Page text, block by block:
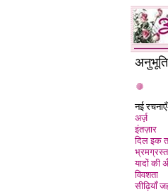
नई
अर्ज़
इंतज़ार
दिल इक
यादों की
विवशता
सीढ़ियाँ